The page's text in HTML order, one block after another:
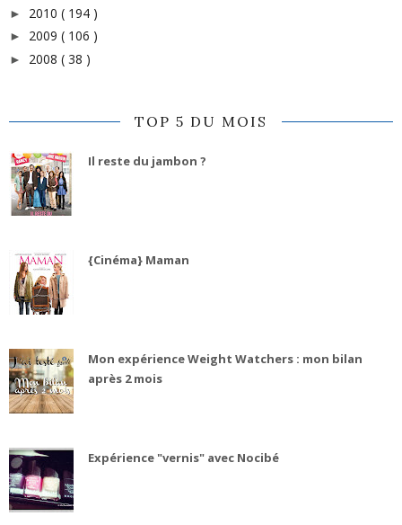
► 2010 ( 194 )
► 2009 ( 106 )
► 2008 ( 38 )
TOP 5 DU MOIS
Il reste du jambon ?
{Cinéma} Maman
Mon expérience Weight Watchers : mon bilan
après 2 mois
Expérience "vernis" avec Nocibé